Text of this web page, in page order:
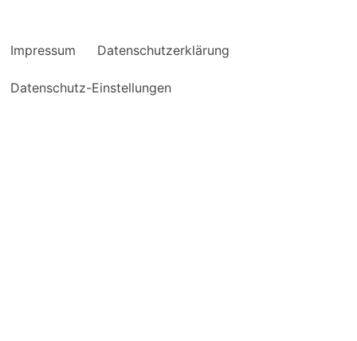
Impressum Datenschutzerklärung
Datenschutz-Einstellungen